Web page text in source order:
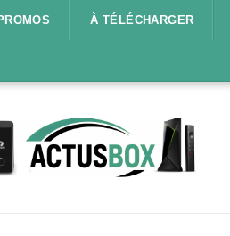
À TÉLÉCHARGER